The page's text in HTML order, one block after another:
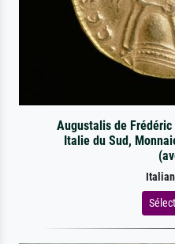
Augustalis de
Italie du Sud,
Italian